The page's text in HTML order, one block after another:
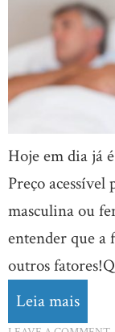
Hoje em dia já
Preço
masculina ou
entender que a
outros
Leia mais